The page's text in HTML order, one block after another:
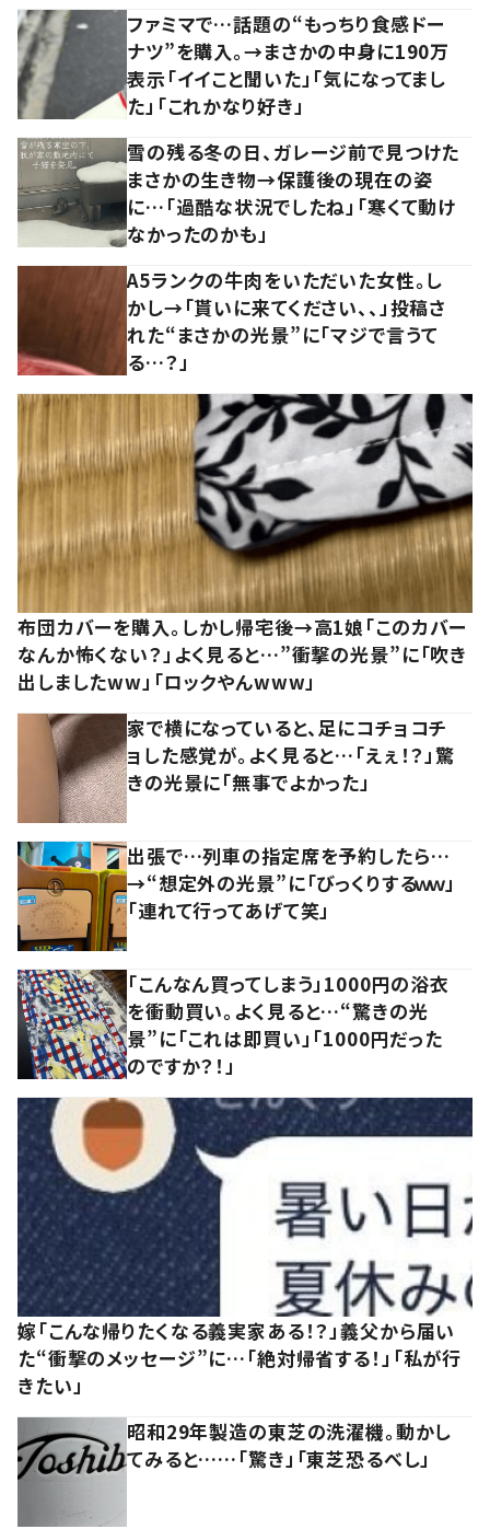
ファミマで…話題の“もっちり食感ドー
ナツ”を購入。→まさかの中身に190万
表示「イイこと聞いた」「気になってまし
た」「これかなり好き」
雪の残る冬の日、ガレージ前で見つけた
まさかの生き物→保護後の現在の姿
に…「過酷な状況でしたね」「寒くて動け
なかったのかも」
A5ランクの牛肉をいただいた女性。し
かし→「貰いに来てください、、」投稿さ
れた“まさかの光景”に「マジで言うて
る…？」
布団カバーを購入。しかし帰宅後→高1娘「このカバー
なんか怖くない？」よく見ると…”衝撃の光景”に「吹き
出しましたww」「ロックやんwww」
家で横になっていると、足にコチョコチ
ョした感覚が。よく見ると…「えぇ！？」驚
きの光景に「無事でよかった」
出張で…列車の指定席を予約したら…
→“想定外の光景”に「びっくりするｗｗ」
「連れて行ってあげて笑」
「こんなん買ってしまう」1000円の浴衣
を衝動買い。よく見ると…“驚きの光
景”に「これは即買い」「1000円だった
のですか？！」
嫁「こんな帰りたくなる義実家ある！？」義父から届い
た“衝撃のメッセージ”に…「絶対帰省する！」「私が行
きたい」
昭和29年製造の東芝の洗濯機。動かし
てみると……「驚き」「東芝恐るべし」